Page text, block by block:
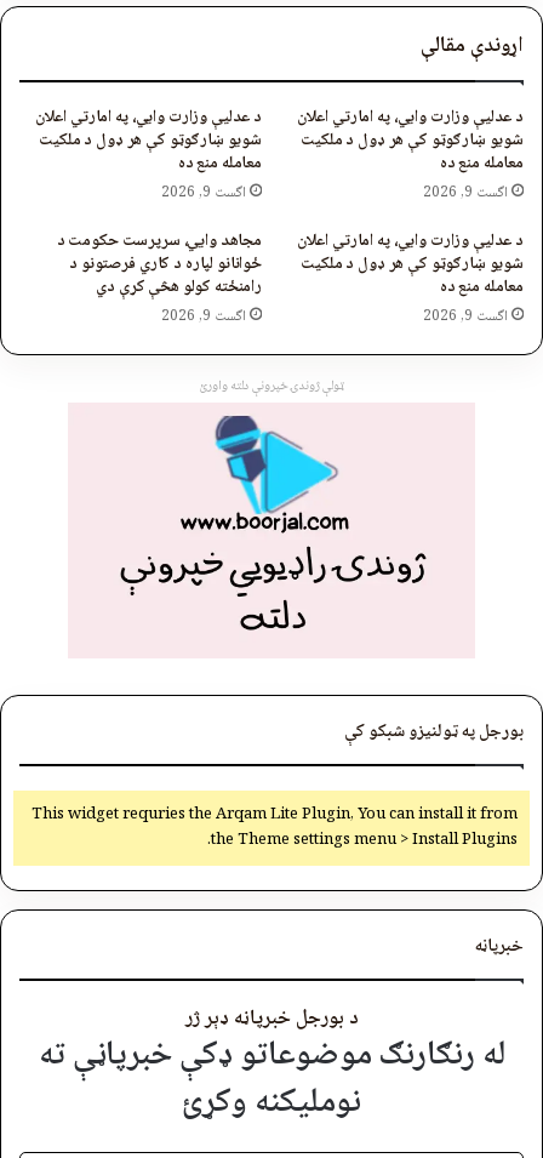
اړوندې مقالې
د عدلیې وزارت وایي، په امارتي اعلان
شویو ښارګوټو کې هر ډول د ملکیت
معامله منع ده
اگست 9, 2026
د عدلیې وزارت وایي، په امارتي اعلان
شویو ښارګوټو کې هر ډول د ملکیت
معامله منع ده
اگست 9, 2026
د عدلیې وزارت وایي، په امارتي اعلان
شویو ښارګوټو کې هر ډول د ملکیت
معامله منع ده
اگست 9, 2026
مجاهد وایي، سرپرست حکومت د
ځوانانو لپاره د کاري فرصتونو د
رامنځته کولو هڅې کړې دي
اگست 9, 2026
ټولې ژوندۍ خپرونې دلته واورئ
بورجل په ټولنیزو شبکو کې
This widget requries the Arqam Lite Plugin, You can install it from
the Theme settings menu > Install Plugins.
خبرپاڼه
د بورجل خبرپاڼه ډېر ژر
له رنګارنګ موضوعاتو ډکې خبرپاڼې ته
نوملیکنه وکړئ